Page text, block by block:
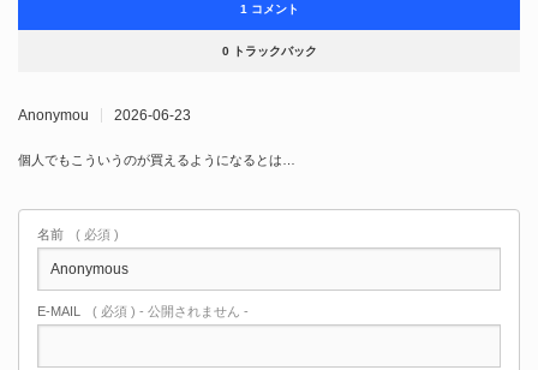
1 コメント
0 トラックバック
Anonymou 2026-06-23
個人でもこういうのが買えるようになるとは…
名前 ( 必須 )
E-MAIL ( 必須 ) - 公開されません -